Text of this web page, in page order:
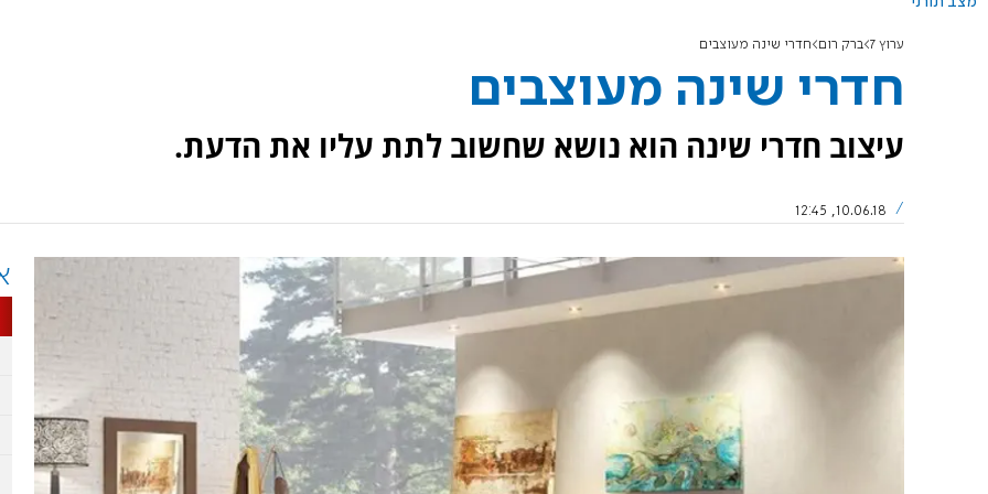
ערוץ 7 ברק רום חדרי שינה מעוצבים
חדרי שינה מעוצבים
עיצוב חדרי שינה הוא נושא שחשוב לתת עליו את הדעת.
10.06.18, 12:45